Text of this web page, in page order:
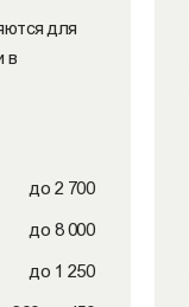
для
в
до 2 700
до 8 000
до 1 250